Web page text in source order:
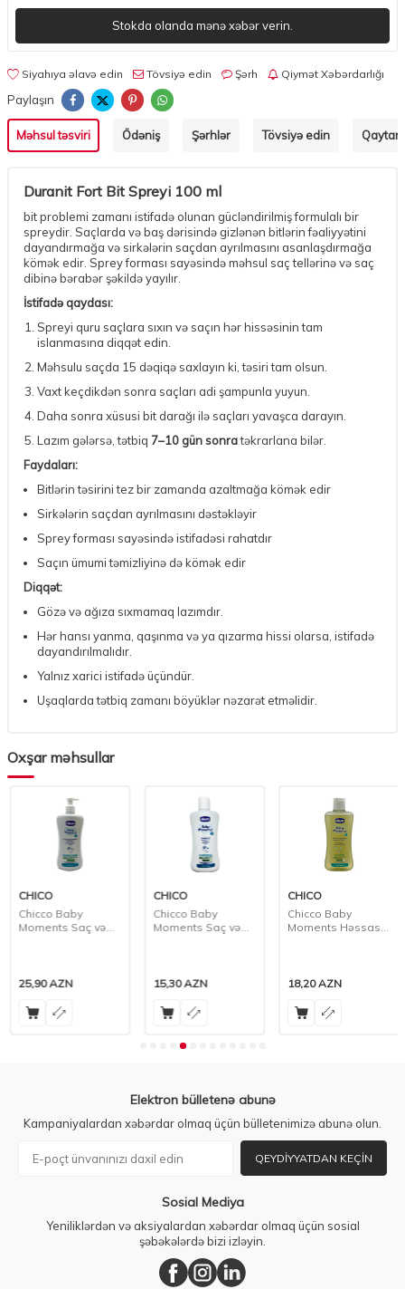
Stokda olanda mənə xəbər verin.
Siyahıya əlavə edin Tövsiyə edin Şərh Qiymət Xəbərdarlığı
Paylaşın
Məhsul təsviri Ödəniş Şərhlər Tövsiyə edin
Duranit Fort Bit Spreyi 100 ml
bit problemi zamanı istifadə olunan gücləndirilmiş formulalı bir
spreydir. Saçlarda və baş dərisində gizlənən bitlərin fəaliyyətini
dayandırmağa və sirkələrin saçdan ayrılmasını asanlaşdırmağa
kömək edir. Sprey forması sayəsində məhsul saç tellərinə və saç
dibinə bərabər şəkildə yayılır.
İstifadə qaydası:
Spreyi quru saçlara sıxın və saçın hər hissəsinin tam
islanmasına diqqət edin.
Məhsulu saçda 15 dəqiqə saxlayın ki, təsiri tam olsun.
Vaxt keçdikdən sonra saçları adi şampunla yuyun.
Daha sonra xüsusi bit darağı ilə saçları yavaşca darayın.
Lazım gələrsə, tətbiq 7–10 gün sonratəkrarlana bilər.
Faydaları:
Bitlərin təsirini tez bir zamanda azaltmağa kömək edir
Sirkələrin saçdan ayrılmasını dəstəkləyir
Sprey forması sayəsində istifadəsi rahatdır
Saçın ümumi təmizliyinə də kömək edir
Diqqət:
Gözə və ağıza sıxmamaq lazımdır.
Hər hansı yanma, qaşınma və ya qızarma hissi olarsa, istifadə
dayandırılmalıdır.
Yalnız xarici istifadə üçündür.
Uşaqlarda tətbiq zamanı böyüklər nəzarət etməlidir.
Oxşar məhsullar
CHICO
Chicco Baby
Moments Saç və
25,90AZN
CHICO
Chicco Baby
Moments Saç və
15,30AZN
CHICO
Chicco Baby
Moments Həssas
18,20AZN
Elektron bülletenə abunə
Kampaniyalardan xəbərdar olmaq üçün bülletenimizə abunə olun.
QEYDIYYATDAN KEÇIN
Sosial Mediya
Yeniliklərdən və aksiyalardan xəbərdar olmaq üçün sosial
şəbəkələrdə bizi izləyin.